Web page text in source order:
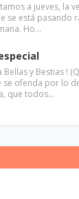
a jueves, la
se está pasando
Ho…
Bellas y Bestias !
se ofenda por lo
que todos…